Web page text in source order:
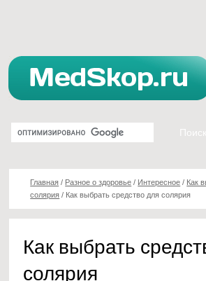
Главная / Разное о здоровье / Интересное / Как
солярия / Как выбрать средство для солярия
Как выбрать
солярия